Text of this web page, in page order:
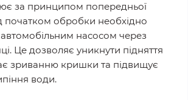
за принципом попередньої
початком обробки необхідно
автомобільним насосом через
Це дозволяє уникнути підняття
зриванню кришки та підвищує
води.